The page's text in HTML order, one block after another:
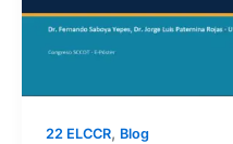
22 ELCCR, Blog